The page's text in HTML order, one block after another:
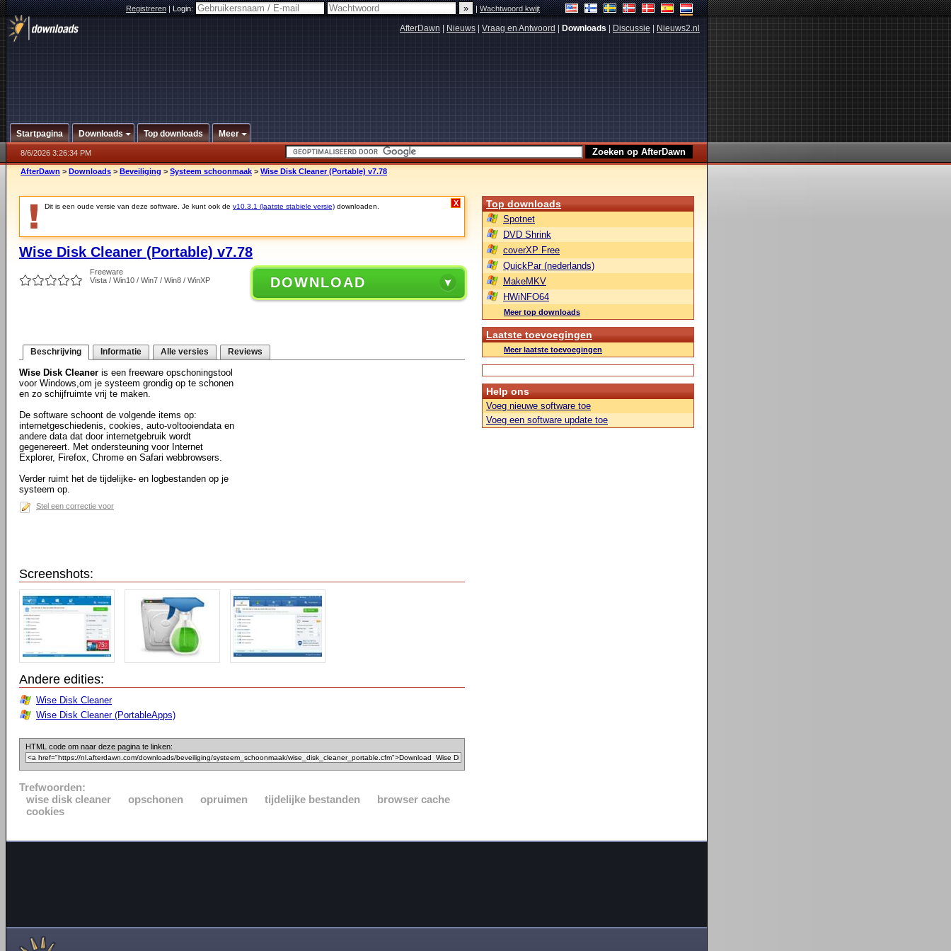
Registreren|Login: |Wachtwoord kwijt
AfterDawn Nieuws Vraag en Antwoord Downloads Discussie Nieuws2.nl
Startpagina Downloads Top downloads Meer
8/6/2026 3:26:34 PM
AfterDawn > Downloads > Beveiliging > Systeem schoonmaak > Wise Disk Cleaner (Portable) v7.78
Dit is een oude versie van deze software. Je kunt ook de v10.3.1 (laatste stabiele versie) downloaden. X
Wise Disk Cleaner (Portable) v7.78
Freeware
Vista / Win10 / Win7 / Win8 / WinXP
DOWNLOAD
Beschrijving Informatie Alle versies Reviews
Wise Disk Cleaner is een freeware opschoningstool
voor Windows,om je systeem grondig op te schonen
en zo schijfruimte vrij te maken.
De software schoont de volgende items op:
internetgeschiedenis, cookies, auto-voltooiendata en
andere data dat door internetgebruik wordt
gegenereert. Met ondersteuning voor Internet
Explorer, Firefox, Chrome en Safari webbrowsers.
Verder ruimt het de tijdelijke- en logbestanden op je
systeem op.
Stel een correctie voor
Screenshots:
Andere edities:
Wise Disk Cleaner
Wise Disk Cleaner (PortableApps)
HTML code om naar deze pagina te linken:
Trefwoorden:
wise disk cleaner
opschonen opruimen tijdelijke bestanden
browser cache
cookies
Top downloads
Spotnet
DVD Shrink
coverXP Free
QuickPar (nederlands)
MakeMKV
HWiNFO64
Meer top downloads
Laatste toevoegingen
Meer laatste toevoegingen
Help ons
Voeg nieuwe software toe
Voeg een software update toe